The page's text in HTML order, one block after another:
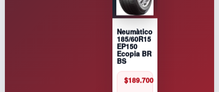
Neumàtico
185/60R15
EP150
Ecopia BR
BS
$189.700